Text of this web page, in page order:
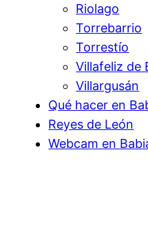
Riolago
Torrebarrio
Torrestío
Villafeliz de
Villargusán
Qué hacer en
Reyes de León
Webcam en